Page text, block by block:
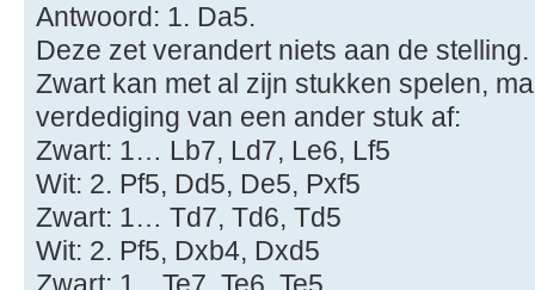
Antwoord: 1. Da5.
Deze zet verandert niets aan de
Zwart kan met al zijn stukken spelen,
verdediging van een ander stuk af:
Zwart: 1… Lb7, Ld7, Le6, Lf5
Wit: 2. Pf5, Dd5, De5, Pxf5
Zwart: 1… Td7, Td6, Td5
Wit: 2. Pf5, Dxb4, Dxd5